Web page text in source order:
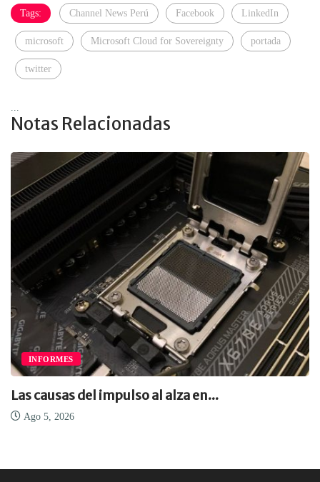
Tags: Channel News Perú Facebook LinkedIn
microsoft Microsoft Cloud for Sovereignty portada
twitter
Notas Relacionadas
INFORMES
Las causas del impulso al alza en...
Ago 5, 2026